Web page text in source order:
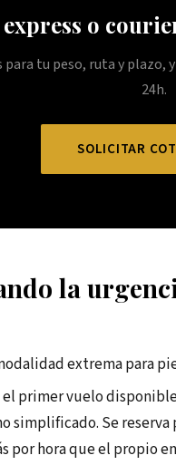
o
tu peso, ruta y
24h.
SOLICITAR
la
extrema para
primer vuelo
Se reserva
por hora que el propio